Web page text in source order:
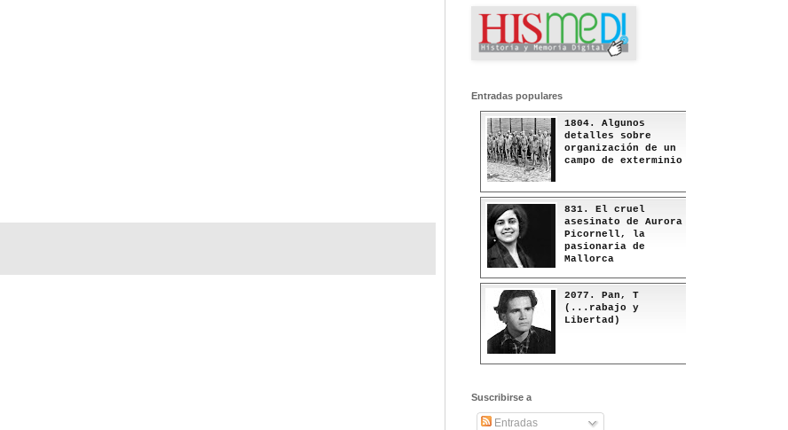
Entradas populares
1804. Algunos
detalles sobre
organización de un
campo de exterminio
831. El cruel
asesinato de Aurora
Picornell, la
pasionaria de
Mallorca
2077. Pan, T
(...rabajo y
Libertad)
Suscribirse a
Entradas